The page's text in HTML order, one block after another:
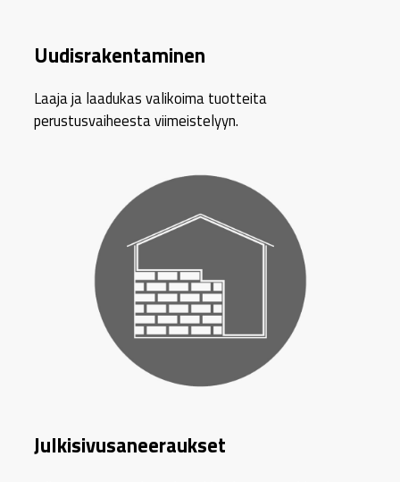
Uudisrakentaminen
Laaja ja laadukas valikoima tuotteita
perustusvaiheesta viimeistelyyn.
Julkisivusaneeraukset